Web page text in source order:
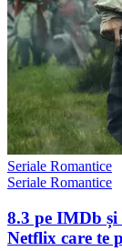
Seriale Romantice
Seriale Romantice
8.3 pe IMDb și
Netflix care te